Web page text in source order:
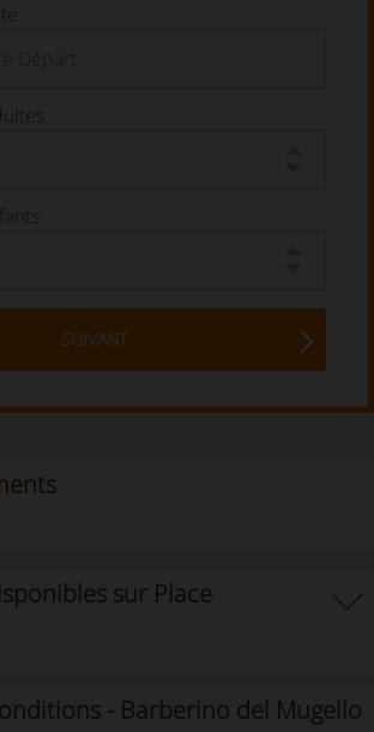
SUIVANT
sur Place
- Barberino del Mugello